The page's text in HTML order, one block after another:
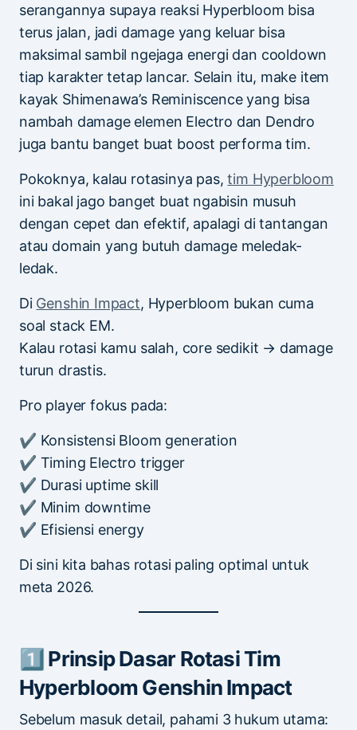
serangannya supaya reaksi Hyperbloom bisa
terus jalan, jadi damage yang keluar bisa
maksimal sambil ngejaga energi dan cooldown
tiap karakter tetap lancar. Selain itu, make item
kayak Shimenawa’s Reminiscence yang bisa
nambah damage elemen Electro dan Dendro
juga bantu banget buat boost performa tim.
Pokoknya, kalau rotasinya pas,tim Hyperbloom
ini bakal jago banget buat ngabisin musuh
dengan cepet dan efektif, apalagi di tantangan
atau domain yang butuh damage meledak-
ledak.
Di Genshin Impact, Hyperbloom bukan cuma
soal stack EM.
Kalau rotasi kamu salah, core sedikit → damage
turun drastis.
Pro player fokus pada:
✔ Konsistensi Bloom generation
✔ Timing Electro trigger
✔ Durasi uptime skill
✔ Minim downtime
✔ Efisiensi energy
Di sini kita bahas rotasi paling optimal untuk
meta 2026.
1️⃣ Prinsip Dasar Rotasi Tim
Hyperbloom Genshin Impact
Sebelum masuk detail, pahami 3 hukum utama: